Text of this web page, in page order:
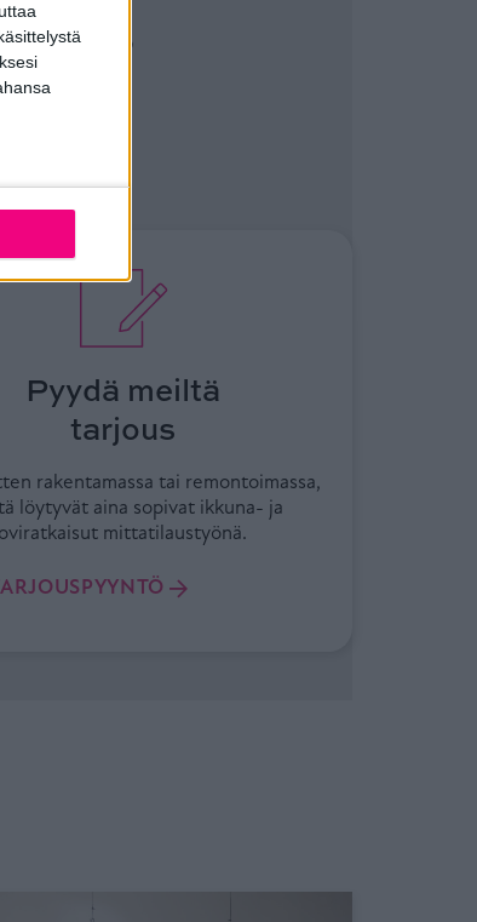
hinta?
Pyydä meiltä
tarjous
rakentamassa tai remontoimassa,
löytyvät aina sopivat ikkuna- ja
oviratkaisut mittatilaustyönä.